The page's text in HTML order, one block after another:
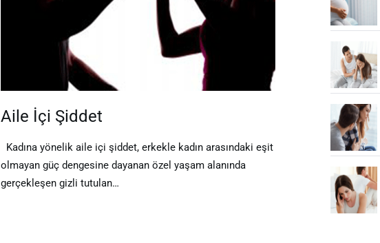
Aile İçi Şiddet
Kadına yönelik aile içi şiddet, erkekle kadın arasındaki eşit
olmayan güç dengesine dayanan özel yaşam alanında
gerçekleşen gizli tutulan…